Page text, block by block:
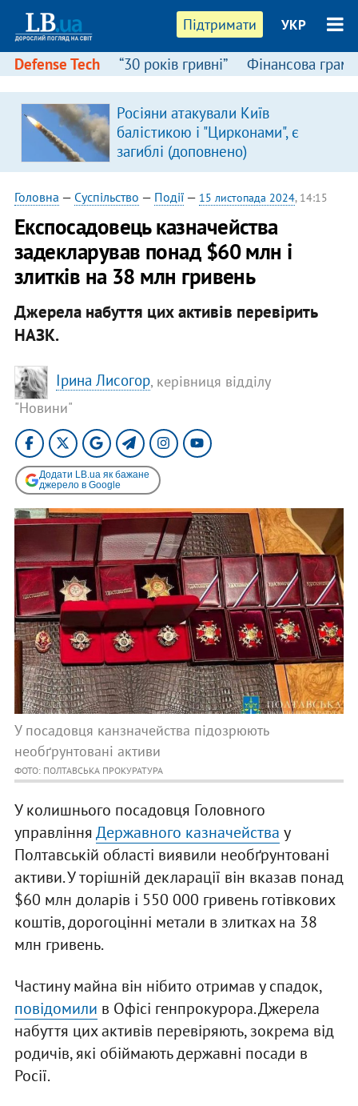
Підтримати УКР
Defense Tech “30 років гривні” Фінансова
Росіяни атакували Київ
балістикою і "Цирконами", є
загиблі (доповнено)
Головна — Суспільство — Події— 15 листопада 2024, 14:15
Експосадовець казначейства
задекларував понад $60 млн і
злитків на 38 млн гривень
Джерела набуття цих активів перевірить
НАЗК.
Ірина Лисогор, керівниця відділу
"Новини"
Додати LB.ua як бажане
джерело в Google
У посадовця канзначейства підозрюють
необґрунтовані активи
ФОТО: ПОЛТАВСЬКА ПРОКУРАТУРА
У колишнього посадовця Головного
управлінняДержавного казначейства у
Полтавській області виявили необґрунтовані
активи. У торішній декларації він вказав понад
$60 млн доларів і 550 000 гривень готівкових
коштів, дорогоцінні метали в злитках на 38
млн гривень.
Частину майна він нібито отримав у спадок,
повідомили в Офісі генпрокурора. Джерела
набуття цих активів перевіряють, зокрема від
родичів, які обіймають державні посади в
Росії.